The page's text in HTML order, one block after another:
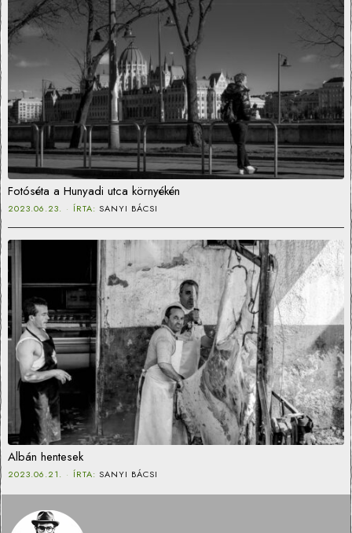
Fotóséta a Hunyadi utca környékén
2023.06.23. ÍRTA: SANYI BÁCSI
Albán hentesek
2023.06.21. ÍRTA: SANYI BÁCSI